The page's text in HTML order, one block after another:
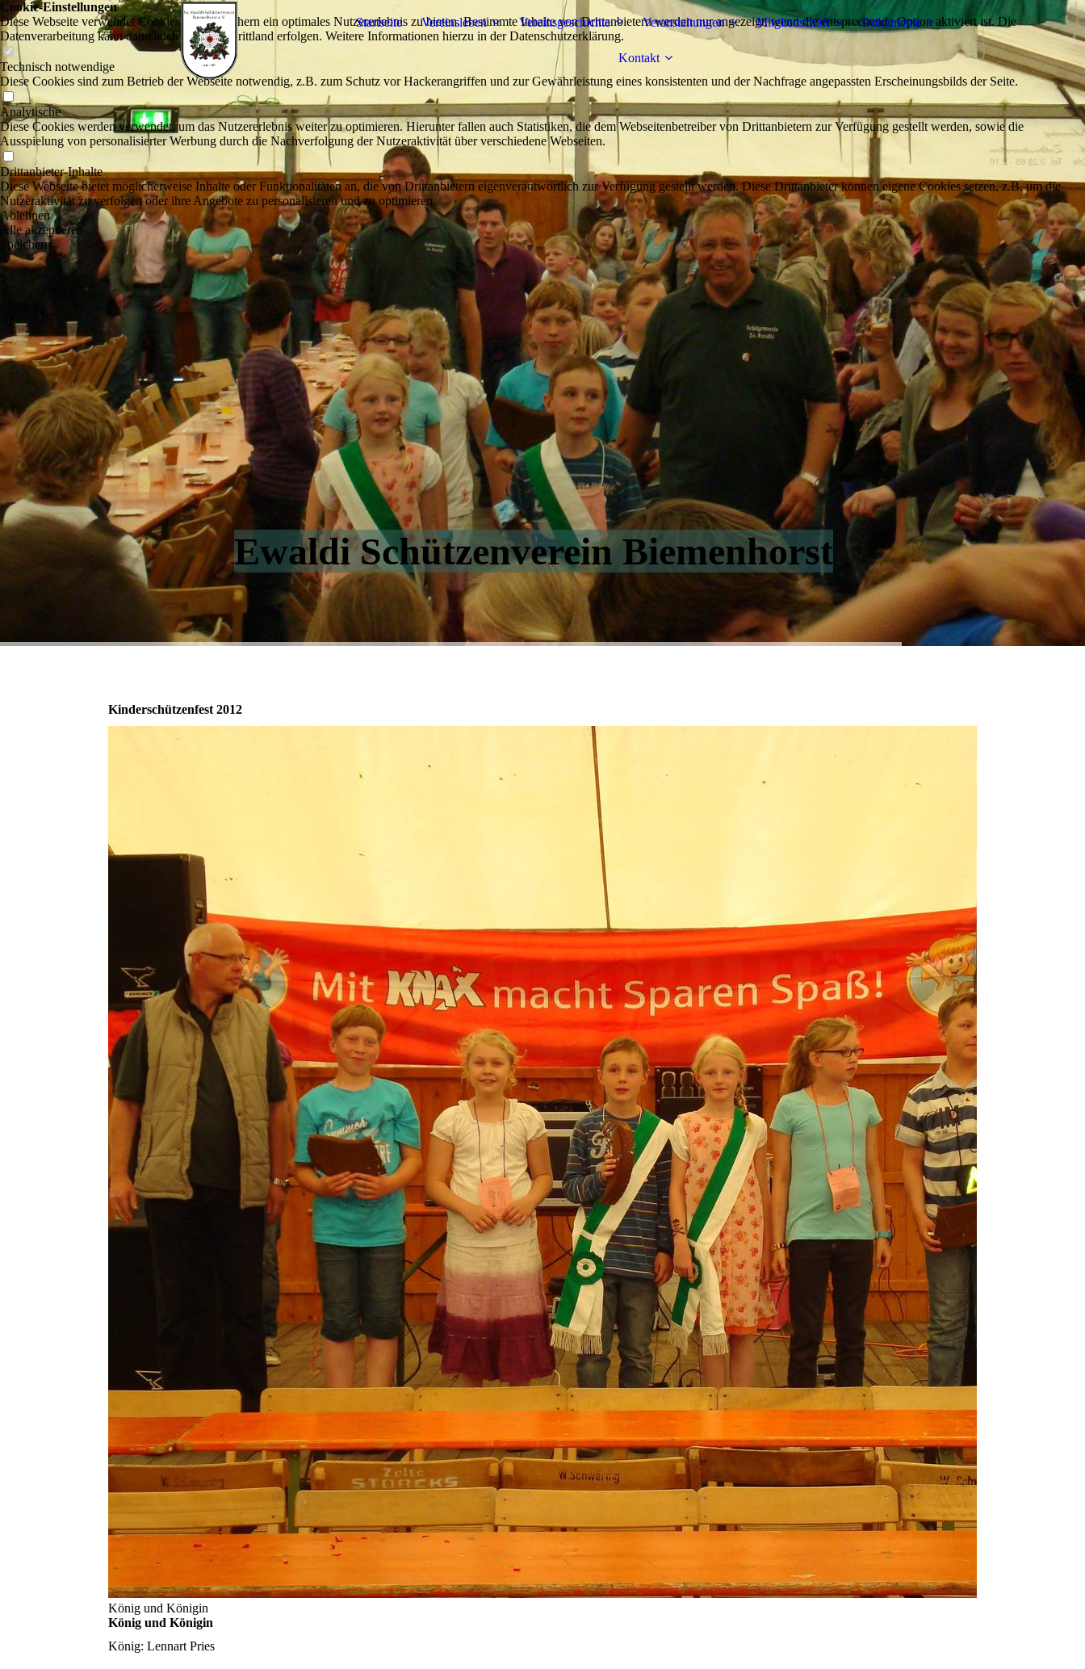
Startseite Vereinsleben Vereinsgeschichte Veranstaltungen Mitgliedschaft Dokumente
Kontakt
Ewaldi Schützenverein Biemenhorst
Kinderschützenfest 2012
König und Königin
König und Königin
König:Lennart Pries
Cookie-Einstellungen
Diese Webseite verwendet Cookies, um Besuchern ein optimales Nutzererlebnis zu bieten. Bestimmte Inhalte von Drittanbietern werden nur angezeigt, wenn die entsprechende Option aktiviert ist. Die
Datenverarbeitung kann dann auch in einem Drittland erfolgen. Weitere Informationen hierzu in der Datenschutzerklärung.
Technisch notwendige
Diese Cookies sind zum Betrieb der Webseite notwendig, z.B. zum Schutz vor Hackerangriffen und zur Gewährleistung eines konsistenten und der Nachfrage angepassten Erscheinungsbilds der Seite.
Analytische
Diese Cookies werden verwendet, um das Nutzererlebnis weiter zu optimieren. Hierunter fallen auch Statistiken, die dem Webseitenbetreiber von Drittanbietern zur Verfügung gestellt werden, sowie die
Ausspielung von personalisierter Werbung durch die Nachverfolgung der Nutzeraktivität über verschiedene Webseiten.
Drittanbieter-Inhalte
Diese Webseite bietet möglicherweise Inhalte oder Funktionalitäten an, die von Drittanbietern eigenverantwortlich zur Verfügung gestellt werden. Diese Drittanbieter können eigene Cookies setzen, z.B. um die
Nutzeraktivität zu verfolgen oder ihre Angebote zu personalisieren und zu optimieren.
Ablehnen
Alle akzeptieren
Speichern